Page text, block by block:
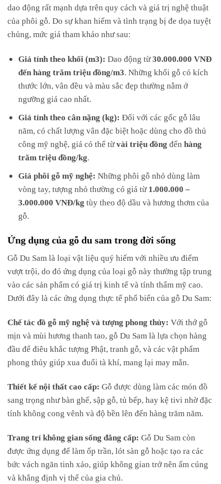
dao động rất mạnh dựa trên quy cách và giá trị nghệ thuật
của phôi gỗ. Do sự khan hiếm và tình trạng bị đe dọa tuyệt
chủng, mức giá tham khảo như sau:
Giá tính theo khối (m3): Dao động từ 30.000.000 VNĐ
đến hàng trăm triệu đồng/m3 . Những khối gỗ có kích
thước lớn, vân đều và màu sắc đẹp thường nằm ở
ngưỡng giá cao nhất.
Giá tính theo cân nặng (kg): Đối với các gốc gỗ lâu
năm, có chất lượng vân đặc biệt hoặc dùng cho đồ thủ
công mỹ nghệ, giá có thể từvài triệu đồng đếnhàng
trăm triệu đồng/kg
Giá phôi gỗ mỹ nghệ: Những phôi gỗ nhỏ dùng làm
vòng tay, tượng nhỏ thường có giá từ 1.000.000 –
3.000.000 VNĐ/kg tùy theo độ dầu và hương thơm của
gỗ.
Ứng dụng của gỗ du sam trong đời sống
Gỗ Du Sam là loại vật liệu quý hiếm với nhiều ưu điểm
vượt trội, do đó ứng dụng của loại gỗ này thường tập trung
vào các sản phẩm có giá trị kinh tế và tính thẩm mỹ cao.
Dưới đây là các ứng dụng thực tế phổ biến của gỗ Du Sam:
Chế tác đồ gỗ mỹ nghệ và tượng phong thủy: Với thớ gỗ
mịn và mùi hương thanh tao, gỗ Du Sam là lựa chọn hàng
đầu để điêu khắc tượng Phật, tranh gỗ, và các vật phẩm
phong thủy giúp xua đuổi tà khí, mang lại may mắn.
Thiết kế nội thất cao cấp: Gỗ được dùng làm các món đồ
sang trọng như bàn ghế, sập gỗ, tủ bếp, hay kệ tivi nhờ đặc
tính không cong vênh và độ bền lên đến hàng trăm năm.
Trang trí không gian sống đẳng cấp: Gỗ Du Sam còn
được ứng dụng để làm ốp trần, lót sàn gỗ hoặc tạo ra các
bức vách ngăn tinh xảo, giúp không gian trở nên ấm cúng
và khẳng định vị thế của gia chủ.